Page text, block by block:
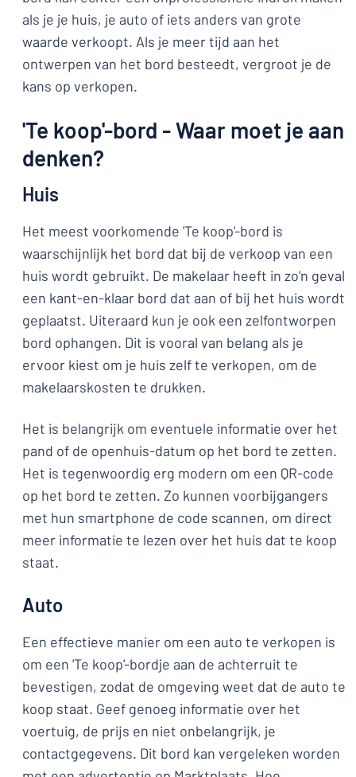
als je je huis, je auto of iets anders van grote
waarde verkoopt. Als je meer tijd aan het
ontwerpen van het bord besteedt, vergroot je de
kans op verkopen.
'Te koop'-bord - Waar moet je aan
denken?
Huis
Het meest voorkomende 'Te koop'-bord is
waarschijnlijk het bord dat bij de verkoop van een
huis wordt gebruikt. De makelaar heeft in zo'n geval
een kant-en-klaar bord dat aan of bij het huis wordt
geplaatst. Uiteraard kun je ook een zelfontworpen
bord ophangen. Dit is vooral van belang als je
ervoor kiest om je huis zelf te verkopen, om de
makelaarskosten te drukken.
Het is belangrijk om eventuele informatie over het
pand of de openhuis-datum op het bord te zetten.
Het is tegenwoordig erg modern om een QR-code
op het bord te zetten. Zo kunnen voorbijgangers
met hun smartphone de code scannen, om direct
meer informatie te lezen over het huis dat te koop
staat.
Auto
Een effectieve manier om een auto te verkopen is
om een 'Te koop'-bordje aan de achterruit te
bevestigen, zodat de omgeving weet dat de auto te
koop staat. Geef genoeg informatie over het
voertuig, de prijs en niet onbelangrijk, je
contactgegevens. Dit bord kan vergeleken worden